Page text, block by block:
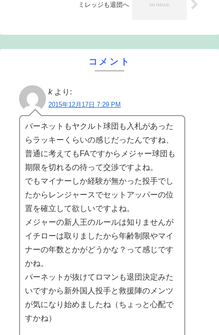
ミレッジも退団へ
コメント
k より:
2015年12月17日 7:29 PM
バーネットもヤクルト球団も入札があった
らラッキーくらいの感じだったんですね、
普通に考えてもFAですからメジャー球団も
期限を切れるの待って交渉ですよね。
でもマイナーしか経験が無かった投手でし
たからレンジャースでセットアッパーの位
置を確立して欲しいですよね。
メジャーの新人王のルールは知りませんが
イチローは取りましたから年齢制限やマイ
ナーの年数とかがどうかな？って感じです
かね。
バーネットが抜けてロマンも退団決定みた
いですから新外国人投手と救援陣のメンツ
が気になり始めましたね（ちょっと心配で
すかね）